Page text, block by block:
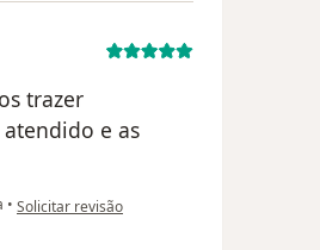
trazer
e as
• na opinião do utilizador Marysa Cecília
Solicitar revisão